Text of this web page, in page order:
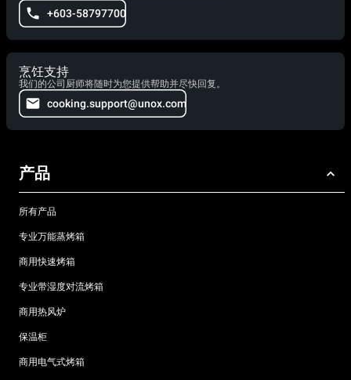
+603-58797700
烹饪支持
我们的公司厨师将随时为您提供帮助并尽快回复。
cooking.support@unox.com
产品
所有产品
专业万能蒸烤箱
商用快速烤箱
专业带湿度对流烤箱
商用热风炉
保温柜
商用电气式烤箱